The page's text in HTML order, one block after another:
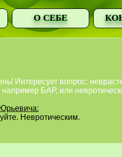
О СЕБЕ
Интересует вопрос:
например БАР, или
Невротическим.